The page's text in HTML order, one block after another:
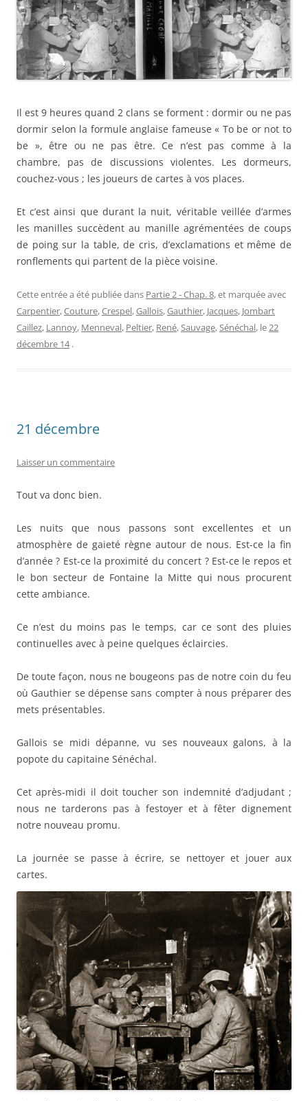
Il est 9 heures quand 2 clans se forment : dormir ou ne pas
dormir selon la formule anglaise fameuse « To be or not to
be », être ou ne pas être. Ce n’est pas comme à la
chambre, pas de discussions violentes. Les dormeurs,
couchez-vous ; les joueurs de cartes à vos places.
Et c’est ainsi que durant la nuit, véritable veillée d’armes
les manilles succèdent au manille agrémentées de coups
de poing sur la table, de cris, d’exclamations et même de
ronflements qui partent de la pièce voisine.
Cette entrée a été publiée dans Partie 2 - Chap. 8, et marquée avec
Carpentier,Couture,Crespel,Gallois,Gauthier, Jacques, Jombart
Caillez, Lannoy, Menneval, Peltier, René, Sauvage, Sénéchal, le 22
décembre 14 .
21 décembre
Laisser un commentaire
Tout va donc bien.
Les nuits que nous passons sont excellentes et un
atmosphère de gaieté règne autour de nous. Est-ce la fin
d’année ? Est-ce la proximité du concert ? Est-ce le repos et
le bon secteur de Fontaine la Mitte qui nous procurent
cette ambiance.
Ce n’est du moins pas le temps, car ce sont des pluies
continuelles avec à peine quelques éclaircies.
De toute façon, nous ne bougeons pas de notre coin du feu
où Gauthier se dépense sans compter à nous préparer des
mets présentables.
Gallois se midi dépanne, vu ses nouveaux galons, à la
popote du capitaine Sénéchal.
Cet après-midi il doit toucher son indemnité d’adjudant ;
nous ne tarderons pas à festoyer et à fêter dignement
notre nouveau promu.
La journée se passe à écrire, se nettoyer et jouer aux
cartes.